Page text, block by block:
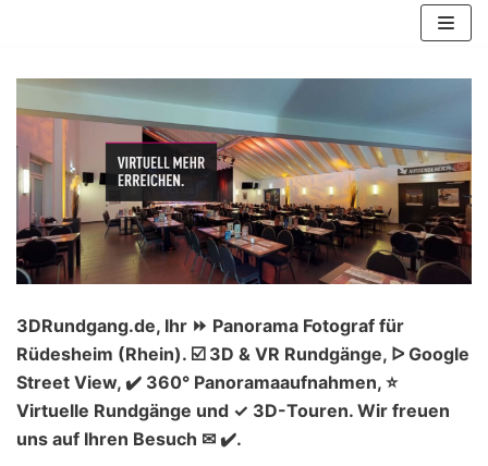
Inhalt
springen
3DRundgang.de, Ihr ⏩ Panorama Fotograf für
Rüdesheim (Rhein). ☑️ 3D & VR Rundgänge, ᐅ Google
Street View, ✔️ 360° Panoramaaufnahmen, ⭐
Virtuelle Rundgänge und ✓ 3D-Touren. Wir freuen
uns auf Ihren Besuch ✉ ✔️.